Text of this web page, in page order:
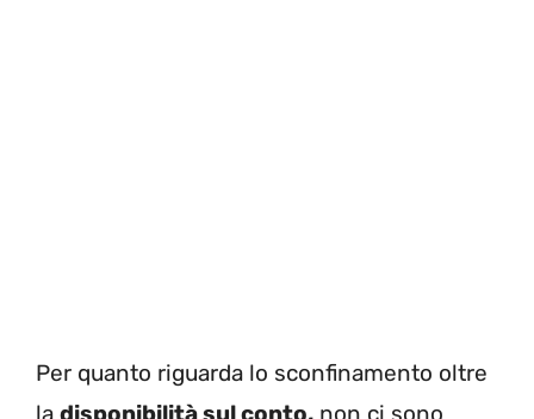
Per quanto riguarda lo sconfinamento oltre
la disponibilità sul conto, non ci sono